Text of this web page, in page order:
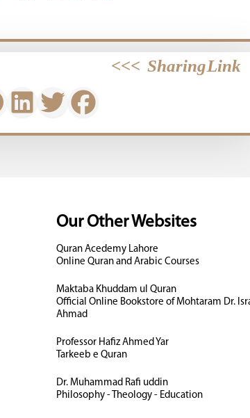
Sharing Link
>>>
Our Other Websites
Quran Acedemy Lahore
Online Quran and Arabic Courses
Maktaba Khuddam ul Quran
Official Online Bookstore of Mohtaram Dr.
Ahmad
Professor Hafiz Ahmed Yar
Tarkeeb e Quran
Dr. Muhammad Rafi uddin
Philosophy - Theology - Education